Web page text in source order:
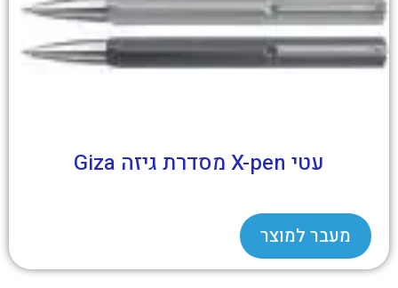
עטי X-pen מסדרת גיזה Giza
מעבר למוצר